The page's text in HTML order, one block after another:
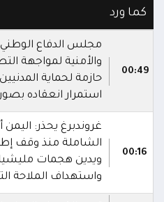
كما ورد
00:49
مجلس الدفاع الوطني
والأمنية لمواجهة
حازمة لحماية
استمرار انعقاده
00:16
غروندبرغ يحذر:
ويدين هجمات
واستهداف الملاحة